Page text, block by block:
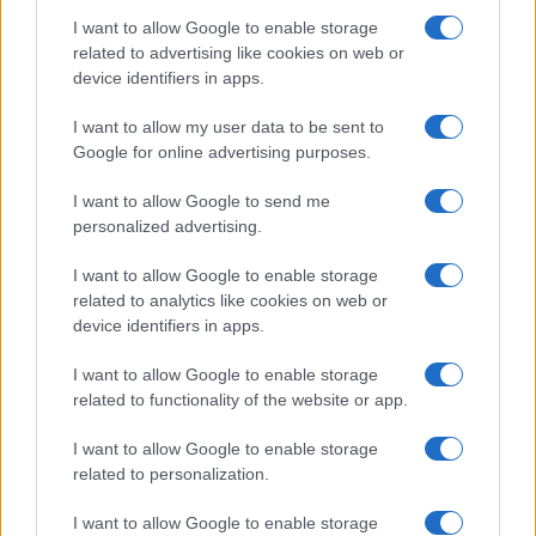
I want to allow Google to enable storage
related to advertising like cookies on web or
device identifiers in apps.
I want to allow my user data to be sent to
Google for online advertising purposes.
I want to allow Google to send me
personalized advertising.
I want to allow Google to enable storage
related to analytics like cookies on web or
device identifiers in apps.
I want to allow Google to enable storage
related to functionality of the website or app.
I want to allow Google to enable storage
related to personalization.
I want to allow Google to enable storage
Brent cai 8.3% e arrasta petróleo e ouro para baixo
Rafael Oliveira · 7 ago 2026
NÃO CLASSIFICADO